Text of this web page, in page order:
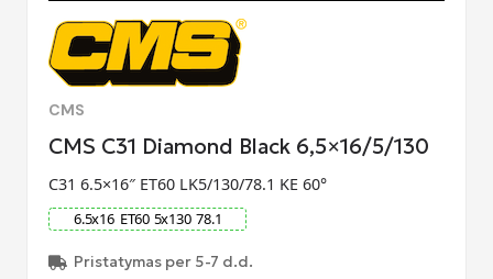
CMS
CMS C31 Diamond Black 6,5×16/5/130
C31 6.5×16″ ET60 LK5/130/78.1 KE 60°
6.5x16 ET60 5x130 78.1
Pristatymas per 5-7 d.d.